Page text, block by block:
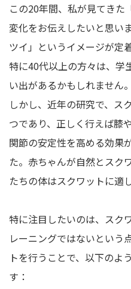
この20年間、私が見てきた
変化をお伝えしたいと思い
ツイ」というイメージが定
特に40代以上の方々は、学
い出があるかもしれません。
しかし、近年の研究で、ス
つであり、正しく行えば膝
関節の安定性を高める効果
た。赤ちゃんが自然とスク
たちの体はスクワットに適
特に注目したいのは、スク
レーニングではないという
トを行うことで、以下のよ
す：